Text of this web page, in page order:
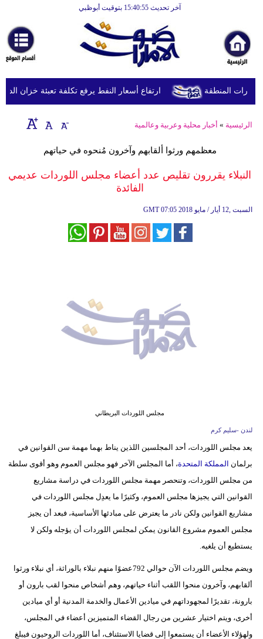
آخر تحديث 15:40:55 بتوقيت أبوظبي
أخبارعاجلة
رياضة
ثقافة
إقتصاد
وموسيقى
أزياء
علوم
وتكنولوجيا
مدوَّنات
فيديو
سيارات
ارتفاع أسعار النفط يرفع تكلفة تعبئة خزان الديزل في بريطانيا المنطقة
الرئيسية » أخبار محلية وعربية وعالمية
معظمهم ورثوا ألقابهم وآخرون مُنحوه في حياتهم
النبلاء يقررون تقليص عدد أعضاء مجلس اللوردات عديمي
الفائدة
GMT 07:05 2018 السبت ,12 أيار / مايو
مجلس اللوردات البريطاني
لندن -سليم كرم
يعد مجلس اللوردات، أحد المجلسين اللذين يناط بهما مهمة سن القوانين في
برلمان المملكة المتحدة، أما المجلس الآخر فهو مجلس العموم وهو أقوى سلطة
من مجلس اللوردات، وتنحصر مهمة مجلس اللوردات في دراسة مشاريع
القوانين التي يجيزها مجلس العموم، وكثيرًا ما يعدِل مجلس اللوردات في
مشاريع القوانين ولكن نادر ما يعترض على مبادئها الأساسية، فبعد أن يجيز
مجلس العموم مشروع القانون يمكن لمجلس اللوردات أن يؤجله ولكن لا
يستطيع أن يلغيه.
ويضم مجلس اللوردات الآن حوالي 792عضوًا منهم نبلاء بالوراثة، أي نبلاء ورثوا
ألقابهم، وآخرون منحوا اللقب أثناء حياتهم، وهم أشخاص منحوا لقب بارون أو
بارونة، تقديرًا لمجهوداتهم في ميادين الأعمال والخدمة المدنية أو أي ميادين
أخرى، ويتم اختيار عشرين من رجال القضاء المتميزين أعضاء في المجلس،
ولهؤلاء الأعضاء أن يستمعوا إلى قضايا الاستئناف، أما اللوردات الروحيون فيبلغ